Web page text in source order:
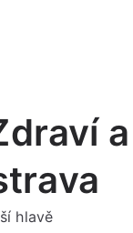
a
hlavě